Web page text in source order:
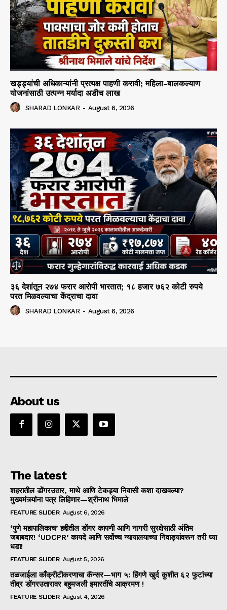
खड्ड्यांची अधिकाऱ्यांनी प्रत्यक्ष पाहणी करावी; महिला-बालकल्याण
योजनांसाठी उत्पन्न मर्यादा अडीच लाख
SHARAD LONKAR - August 6, 2026
३६ देशांतून २७४ फरार आरोपी भारतात; १८ हजार ७६२ कोटी रुपये
परत मिळवल्याचा केंद्राचा दावा
SHARAD LONKAR - August 6, 2026
About us
The latest
शहरातील डोंगरउतार, माथे आणि टेकड्या निवासी कशा दाखवल्या?
मुख्यमंत्र्यांना पत्र लिहिणार—श्रीनाथ भिमाले
FEATURE SLIDER August 6, 2026
‘पुणे महापालिकाच’ हद्दीतील डोंगर कापणी आणि नागरी सुरक्षेसाठी अंतिम
जबाबदार! ‘UDCPR’ कायदे आणि सर्वोच्च न्यायालयाच्या निवाड्यांवरून तरी घ्या
धडा!
FEATURE SLIDER August 5, 2026
तळजाईला काँक्रीटीकरणाचा कॅन्सर—भाग ५: हिंगणे खुर्द कुशीत ६२ फुटांच्या
तीव्र डोंगरउतारावर बहुमजली इमारतींचे आक्रमण !
FEATURE SLIDER August 4, 2026